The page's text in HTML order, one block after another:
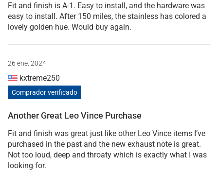
Fit and finish is A-1. Easy to install, and the hardware was
easy to install. After 150 miles, the stainless has colored a
lovely golden hue. Would buy again.
26 ene. 2024
kxtreme250
Comprador verificado
Another Great Leo Vince Purchase
Fit and finish was great just like other Leo Vince items I’ve
purchased in the past and the new exhaust note is great.
Not too loud, deep and throaty which is exactly what I was
looking for.